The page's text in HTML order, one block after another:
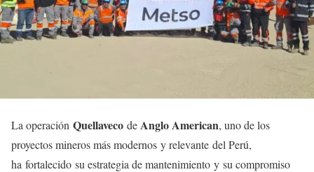
La operación Quellaveco deAnglo American, uno de los
proyectos mineros más modernos y relevante del Perú,
ha fortalecido su estrategia de mantenimiento y su compromiso